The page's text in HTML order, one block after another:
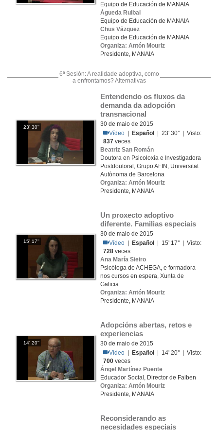
Equipo de Educación de MANAIA
Águeda Ruibal
Equipo de Educación de MANAIA
Chus Vázquez
Equipo de Educación de MANAIA
Organiza: Antón Mouriz
Presidente, MANAIA
6ª Sesión: A realidade adoptiva, como
a enfrontamos? Alternativas
23' 30''
Entendendo os fluxos da
demanda da adopción
transnacional
30 de maio de 2015
Vídeo
Español
| 23' 30'' | Visto:
837 veces
Beatriz San Román
Doutora en Psicoloxía e Investigadora
Postdoutoral, Grupo AFIN, Universitat
Autònoma de Barcelona
Organiza: Antón Mouriz
Presidente, MANAIA
15' 17''
Un proxecto adoptivo
diferente. Familias especiais
30 de maio de 2015
Vídeo
Español
| 15' 17'' | Visto:
728 veces
Ana María Sieiro
Psicóloga de ACHEGA, e formadora
nos cursos en espera, Xunta de
Galicia
Organiza: Antón Mouriz
Presidente, MANAIA
14' 20''
Adopcións abertas, retos e
experiencias
30 de maio de 2015
Vídeo
Español
| 14' 20'' | Visto:
700 veces
Ángel Martínez Puente
Educador Social, Director de Faiben
Organiza: Antón Mouriz
Presidente, MANAIA
Reconsiderando as
necesidades especiais